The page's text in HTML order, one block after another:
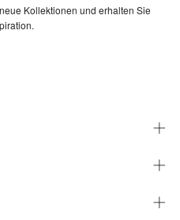
Kollektionen und erhalten Sie